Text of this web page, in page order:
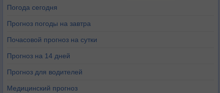
Погода сегодня
Прогноз погоды на завтра
Почасовой прогноз на сутки
Прогноз на 14 дней
Прогноз для водителей
Медицинский прогноз